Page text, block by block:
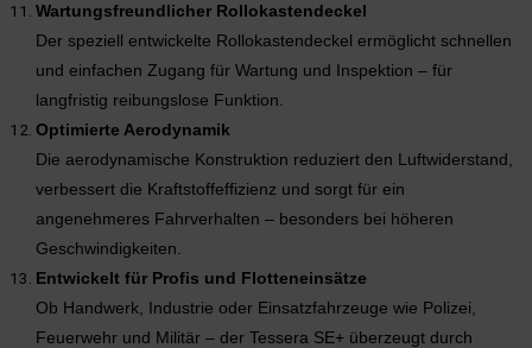
Wartungsfreundlicher Rollokastendeckel
Der speziell entwickelte Rollokastendeckel ermöglicht schnellen
und einfachen Zugang für Wartung und Inspektion – für
langfristig reibungslose Funktion.
Optimierte Aerodynamik
Die aerodynamische Konstruktion reduziert den Luftwiderstand,
verbessert die Kraftstoffeffizienz und sorgt für ein
angenehmeres Fahrverhalten – besonders bei höheren
Geschwindigkeiten.
Entwickelt für Profis und Flotteneinsätze
Ob Handwerk, Industrie oder Einsatzfahrzeuge wie Polizei,
Feuerwehr und Militär – der Tessera SE+ überzeugt durch